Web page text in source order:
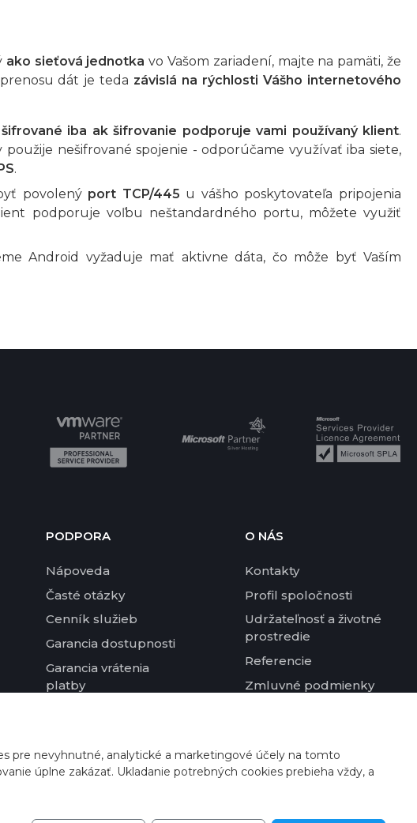
ako sieťová jednotka vo Vašom zariadení, majte na pamäti, že
dát je teda závislá na rýchlosti Vášho internetového
iba ak šifrovanie podporuje vami používaný klient.
nešifrované spojenie - odporúčame využívať iba siete,
.
povolený port TCP/445 u vášho poskytovateľa pripojenia
podporuje voľbu neštandardného portu, môžete využiť
Android vyžaduje mať aktivne dáta, čo môže byť Vaším
PODPORA
Nápoveda
Časté otázky
Cenník služieb
Garancia dostupnosti
Garancia vrátenia
platby
O NÁS
Kontakty
Profil spoločnosti
Udržateľnosť a životné
prostredie
Referencie
Zmluvné podmienky
pre nevyhnutné, analytické a marketingové účely na tomto
úplne zakázať. Ukladanie potrebných cookies prebieha vždy, a